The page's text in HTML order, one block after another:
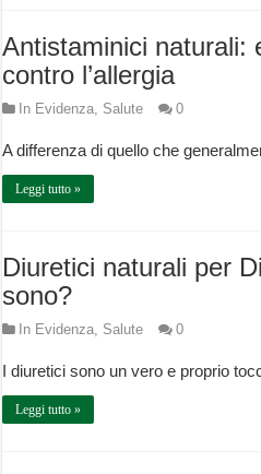
Antistaminici naturali:
contro l’allergia
In Evidenza, Salute 0
A differenza di quello che
Leggi tutto »
Diuretici naturali per
sono?
In Evidenza, Salute 0
I diuretici sono un vero e proprio
Leggi tutto »